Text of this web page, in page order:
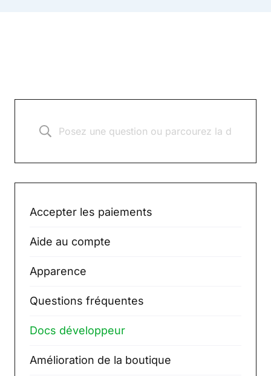
Accepter les paiements
Aide au compte
Apparence
Questions fréquentes
Docs développeur
Amélioration de la boutique